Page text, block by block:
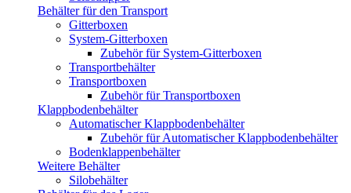
Behälter für den Transport
Gitterboxen
System-Gitterboxen
Zubehör für System-Gitterboxen
Transportbehälter
Transportboxen
Zubehör für Transportboxen
Klappbodenbehälter
Automatischer Klappbodenbehälter
Zubehör für Automatischer Klappbodenbehälter
Bodenklappenbehälter
Weitere Behälter
Silobehälter